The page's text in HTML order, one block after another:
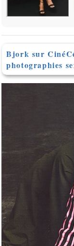
Bjork sur
photographies